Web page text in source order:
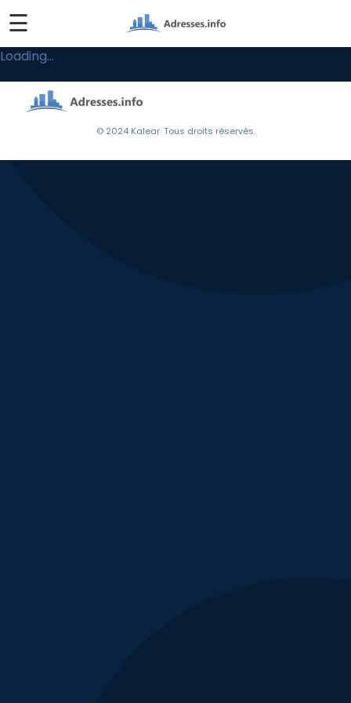
☰
Loading...
© 2024 Kalear. Tous droits réservés.